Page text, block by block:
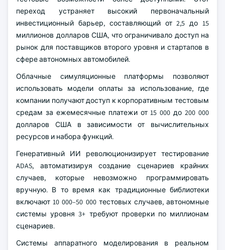
переход устраняет высокий первоначальный
инвестиционный барьер, составляющий от 2,5 до 15
миллионов долларов США, что ограничивало доступ на
рынок для поставщиков второго уровня и стартапов в
сфере автономных автомобилей.
Облачные симуляционные платформы позволяют
использовать модели оплаты за использование, где
компании получают доступ к корпоративным тестовым
средам за ежемесячные платежи от 15 000 до 200 000
долларов США в зависимости от вычислительных
ресурсов и набора функций.
Генеративный ИИ революционизирует тестирование
ADAS, автоматизируя создание сценариев крайних
случаев, которые невозможно программировать
вручную. В то время как традиционные библиотеки
включают 10 000–50 000 тестовых случаев, автономные
системы уровня 3+ требуют проверки по миллионам
сценариев.
Системы аппаратного моделирования в реальном